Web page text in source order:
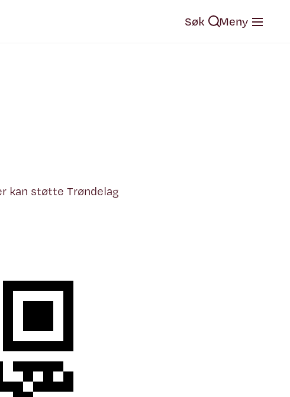
Søk Meny
kan støtte Trøndelag